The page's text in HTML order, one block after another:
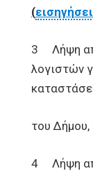
(
3 Λήψη
λογιστών
του
4 Λήψη